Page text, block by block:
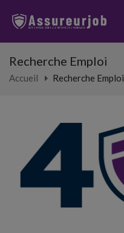
Recherche Emploi
Accueil Recherche Emploi